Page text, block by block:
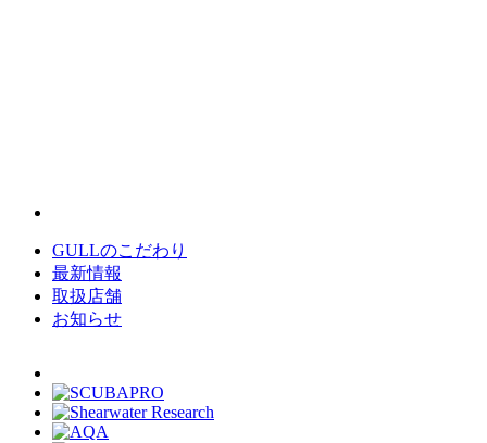
GULLのこだわり
最新情報
取扱店舗
お知らせ